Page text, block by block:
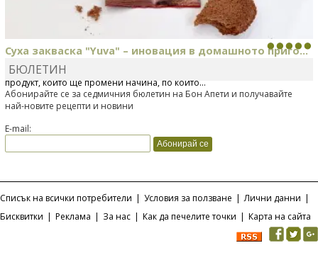
Суха закваска "Yuva" – иновация в домашното приго...
Отскоро Лесафр България стартира предлагането на изцяло нов
продукт, който ще промени начина, по който...
БЮЛЕТИН
Абонирайте се за седмичния бюлетин на Бон Апети и получавайте
най-новите рецепти и новини
E-mail:
Списък на всички потребители | Условия за ползване | Лични данни |
Бисквитки | Реклама | За нас | Как да печелите точки | Карта на сайта